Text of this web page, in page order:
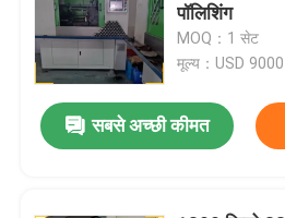
पॉलिशिंग
MOQ：1 सेट
मूल्य：USD
सबसे अच्छी कीमत